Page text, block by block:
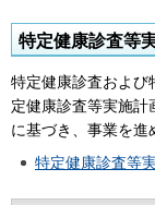
特定健康診査等
特定健康診査および
定健康診査等実施計
に基づき、事業を進
特定健康診査等